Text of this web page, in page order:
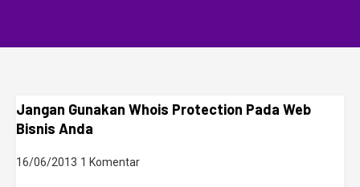
Jangan Gunakan Whois Protection Pada Web
Bisnis Anda
16/06/2013 1 Komentar